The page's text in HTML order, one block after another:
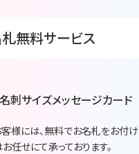
無料サービス
刺サイズメッセージカード
様には、無料でお名札をお付け
任せにて承っております。